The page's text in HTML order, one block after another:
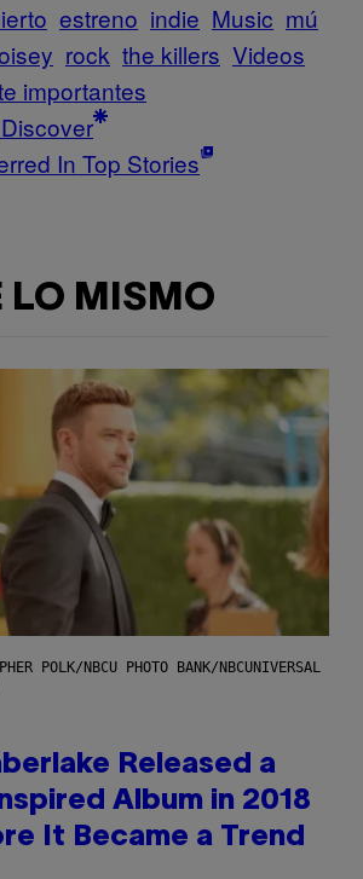
estreno indie Music mú
rock the killers Videos
importantes
In Top Stories
LO MISMO
POLK/NBCU PHOTO BANK/NBCUNIVERSAL
Released a
Album in 2018
It Became a Trend